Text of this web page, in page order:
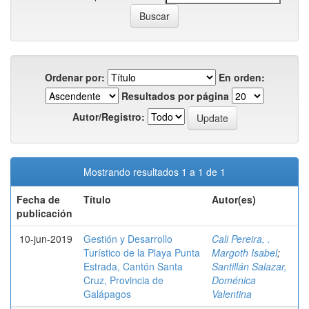
Ordenar por:
En orden:
Resultados por página
Autor/Registro:
Mostrando resultados 1 a 1 de 1
Fecha de
publicación
Título Autor(es)
10-jun-2019
Gestión y Desarrollo
Turístico de la Playa Punta
Estrada, Cantón Santa
Cruz, Provincia de
Galápagos
Cali Pereira, .
Margoth Isabel;
Santillán Salazar,
Doménica
Valentina